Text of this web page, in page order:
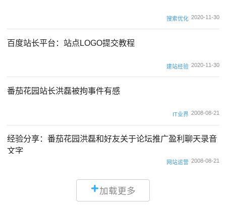
搜索优化 2020-11-30
百度站长平台：站点LOGO提交教程
建站经验 2020-11-30
番茄花园站长洪磊被拘事件有感
IT业界 2008-08-21
经验分享：番茄花园洪磊和好友关于论坛推广盈利聊天录音
文字
网站运营 2008-08-21
加载更多